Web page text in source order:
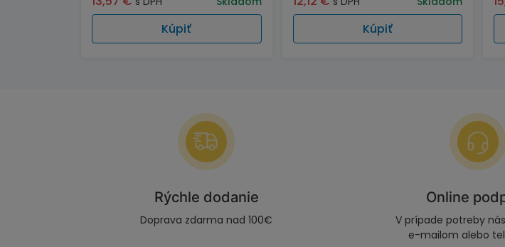
Kúpiť Kúpiť
Rýchle dodanie
Doprava zdarma nad 100€
Online
V prípade potreby
e-mailom alebo